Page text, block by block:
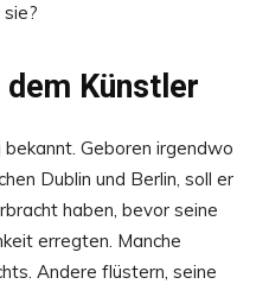
Künstler
Geboren irgendwo
Dublin und Berlin, soll er
haben, bevor seine
erregten. Manche
Andere flüstern, seine